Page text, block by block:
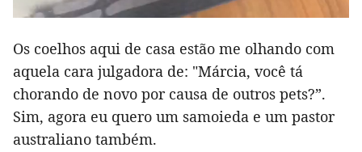
Os coelhos aqui de casa estão me olhando com
aquela cara julgadora de: "Márcia, você tá
chorando de novo por causa de outros pets?”.
Sim, agora eu quero um samoieda e um pastor
australiano também.